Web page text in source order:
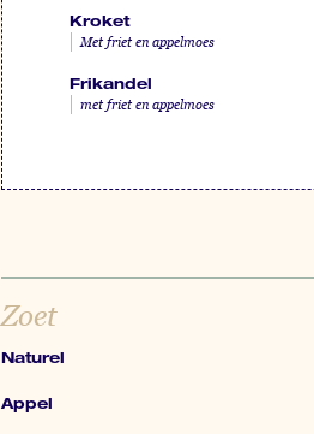
Kroket
Met friet en appelmoes
Frikandel
met friet en appelmoes
Zoet
Naturel
Appel